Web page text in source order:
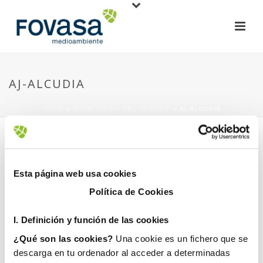
Esta página web usa cookies
Política de Cookies
I. Definición y función de las cookies
¿Qué son las cookies? Una cookie es un fichero que se
descarga en tu ordenador al acceder a determinadas
AJ-ALCUDIA
1 julio, 2024